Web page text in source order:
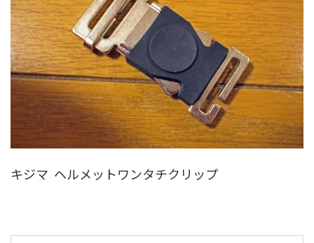
キジマ ヘルメットワンタチクリップ